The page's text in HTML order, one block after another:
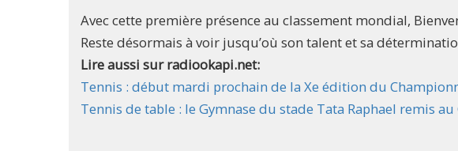
Avec cette première présence au classement mondial,
Reste désormais à voir jusqu’où son talent et sa
Lire aussi sur radiookapi.net:
Tennis : début mardi prochain de la Xe édition du
Tennis de table : le Gymnase du stade Tata Raphael remis